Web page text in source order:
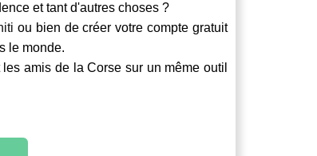
et tant d'autres choses ?
ou bien de créer votre compte gratuit
le monde.
amis de la Corse sur un même outil